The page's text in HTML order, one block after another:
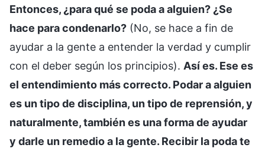
Entonces, ¿para qué se poda a alguien? ¿Se
hace para condenarlo? (No, se hace a fin de
ayudar a la gente a entender la verdad y cumplir
con el deber según los principios). Así es. Ese es
el entendimiento más correcto. Podar a alguien
es un tipo de disciplina, un tipo de reprensión, y
naturalmente, también es una forma de ayudar
y darle un remedio a la gente. Recibir la poda te